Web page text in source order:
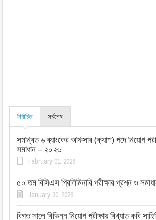
নির্বাচিত সর্বশেষ
সমন্বিত ৬ ব্যাংকের অফিসার (ক্যাশ) পদে নিয়োগ
সমাধান – ২০২৬
February 01, 2026
৫০ তম বিসিএস প্রিলিমিনারি পরীক্ষার প্রশ্ন ও
January 30, 2026
বিগত সালে বিভিন্ন নিয়োগ পরীক্ষায় বিখ্যাত কবি